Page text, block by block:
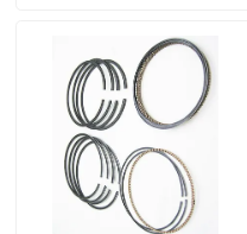
제품
비디오